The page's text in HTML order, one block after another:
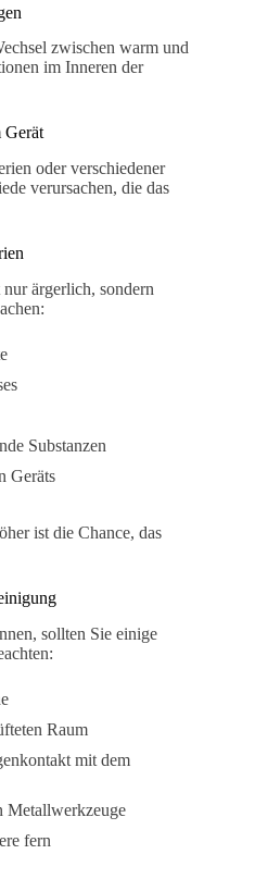
zwischen warm und
im Inneren der
Gerät
oder verschiedener
verursachen, die das
ärgerlich, sondern
Substanzen
Geräts
ist die Chance, das
sollten Sie einige
Raum
mit dem
Metallwerkzeuge
fern